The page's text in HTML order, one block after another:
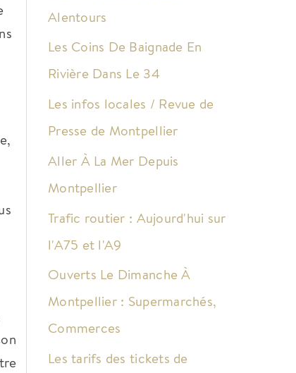
Alentours
Les Coins De Baignade En
Rivière Dans Le 34
Les infos locales / Revue de
Presse de Montpellier
Aller À La Mer Depuis
Montpellier
Trafic routier : Aujourd'hui sur
l'A75 et l'A9
Ouverts Le Dimanche À
Montpellier : Supermarchés,
Commerces
Les tarifs des tickets de